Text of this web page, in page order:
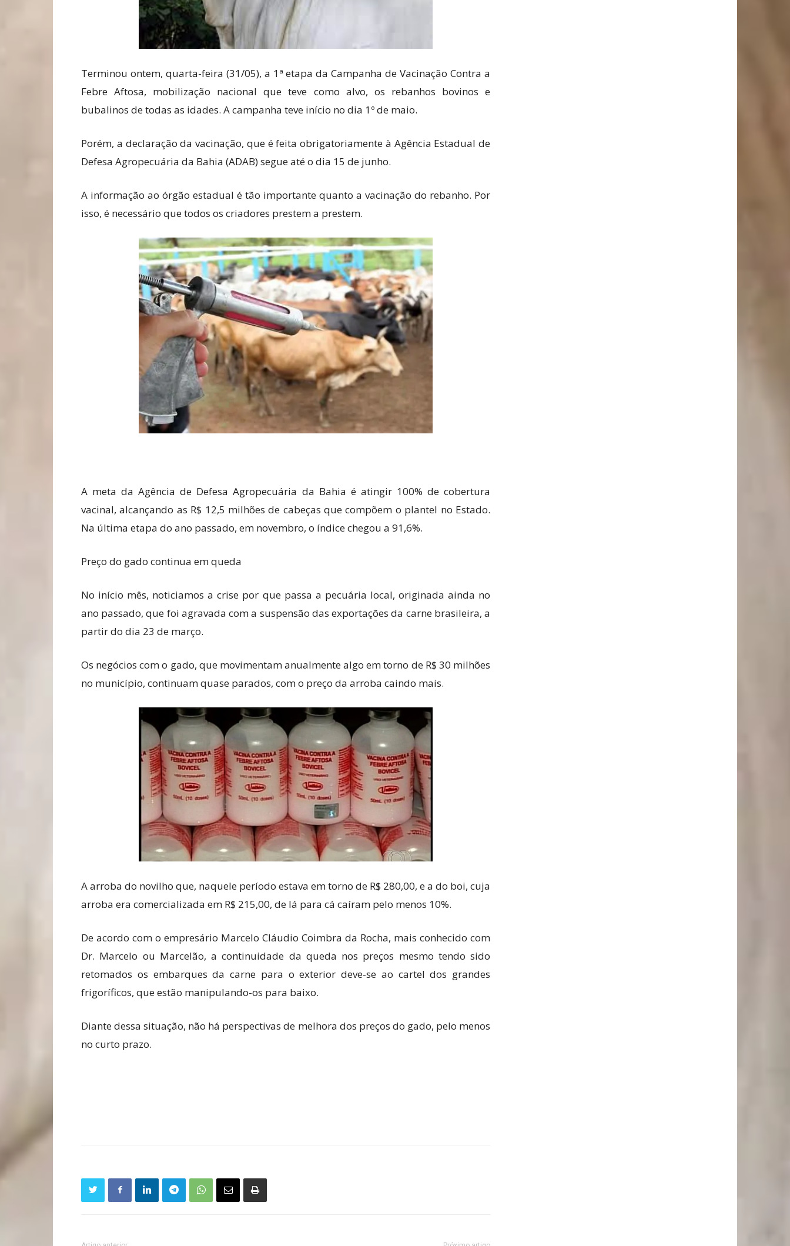
Terminou ontem, quarta-feira (31/05), a 1ª etapa da Campanha de Vacinação Contra a
Febre Aftosa, mobilização nacional que teve como alvo, os rebanhos bovinos e
bubalinos de todas as idades. A campanha teve início no dia 1º de maio.
Porém, a declaração da vacinação, que é feita obrigatoriamente à Agência Estadual de
Defesa Agropecuária da Bahia (ADAB) segue até o dia 15 de junho.
A informação ao órgão estadual é tão importante quanto a vacinação do rebanho. Por
isso, é necessário que todos os criadores prestem a prestem.
A meta da Agência de Defesa Agropecuária da Bahia é atingir 100% de cobertura
vacinal, alcançando as R$ 12,5 milhões de cabeças que compõem o plantel no Estado.
Na última etapa do ano passado, em novembro, o índice chegou a 91,6%.
Preço do gado continua em queda
No início mês, noticiamos a crise por que passa a pecuária local, originada ainda no
ano passado, que foi agravada com a suspensão das exportações da carne brasileira, a
partir do dia 23 de março.
Os negócios com o gado, que movimentam anualmente algo em torno de R$ 30 milhões
no município, continuam quase parados, com o preço da arroba caindo mais.
A arroba do novilho que, naquele período estava em torno de R$ 280,00, e a do boi, cuja
arroba era comercializada em R$ 215,00, de lá para cá caíram pelo menos 10%.
De acordo com o empresário Marcelo Cláudio Coimbra da Rocha, mais conhecido com
Dr. Marcelo ou Marcelão, a continuidade da queda nos preços mesmo tendo sido
retomados os embarques da carne para o exterior deve-se ao cartel dos grandes
frigoríficos, que estão manipulando-os para baixo.
Diante dessa situação, não há perspectivas de melhora dos preços do gado, pelo menos
no curto prazo.